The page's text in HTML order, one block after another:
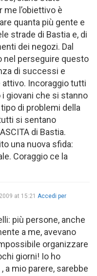
l’obiettivo è
quanta più gente e
strade di Bastia e, di
dei negozi. Dal
nel perseguire questo
di successi e
Incoraggio tutti
giovani che si stanno
di problemi della
si sentano
di Bastia.
una nuova sfida:
Coraggio ce la
at 15:21 Accedi per
più persone, anche
a me, avevano
organizzare
giorni! Io ho
a mio parere, sarebbe